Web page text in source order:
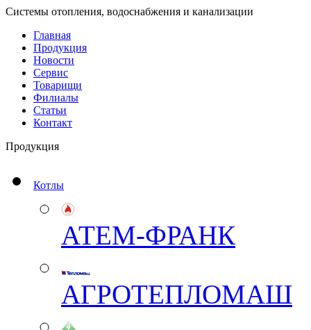
Системы отопления, водоснабжения и канализации
Главная
Продукция
Новости
Сервис
Товарищи
Филиалы
Статьи
Контакт
Продукция
Котлы
АТЕМ-ФРАНК
АГРОТЕПЛОМАШ